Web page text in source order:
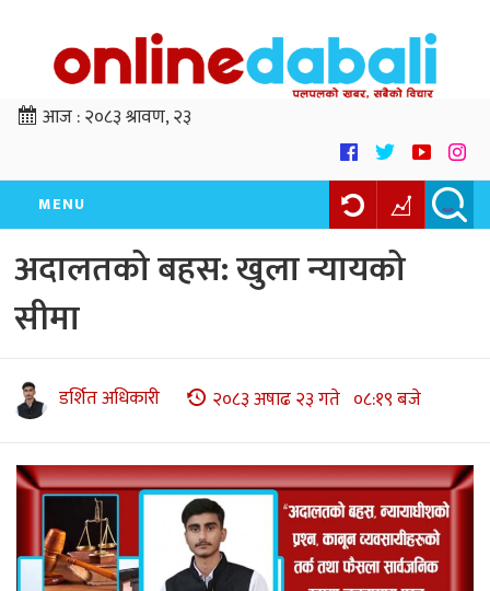
आज :२०८३ श्रावण, २३
MENU
अदालतको बहस: खुला न्यायको
सीमा
डर्शित अधिकारी २०८३ अषाढ २३ गते ०८:१९ बजे